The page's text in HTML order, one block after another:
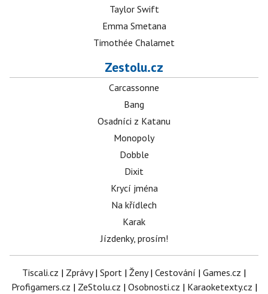
Taylor Swift
Emma Smetana
Timothée Chalamet
Zestolu.cz
Carcassonne
Bang
Osadníci z Katanu
Monopoly
Dobble
Dixit
Krycí jména
Na křídlech
Karak
Jízdenky, prosím!
Tiscali.cz | Zprávy| Sport | Ženy| Cestování | Games.cz |
Profigamers.cz | ZeStolu.cz | Osobnosti.cz | Karaoketexty.cz |